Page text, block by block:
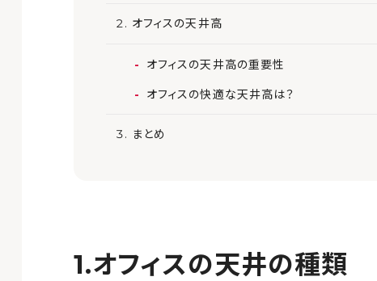
オフィスの天井高
オフィスの天井高の重要性
オフィスの快適な天井高は？
まとめ
オフィスの天井の種類